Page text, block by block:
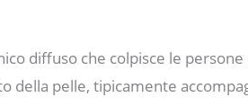
diffuso che colpisce le persone
della pelle, tipicamente